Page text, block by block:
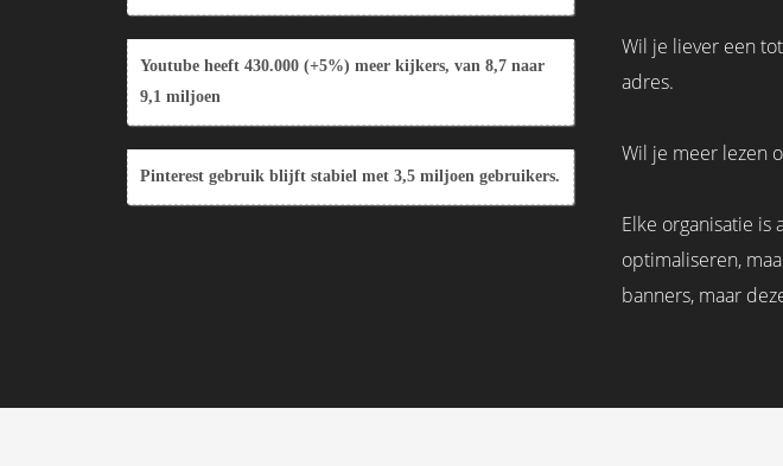
Wil je liever een
adres.
Wil je meer lezen
Elke organisatie is
optimaliseren,
banners, maar
Youtube heeft 430.000 (+5%) meer kijkers, van 8,7 naar
9,1 miljoen
Pinterest gebruik blijft stabiel met 3,5 miljoen gebruikers.